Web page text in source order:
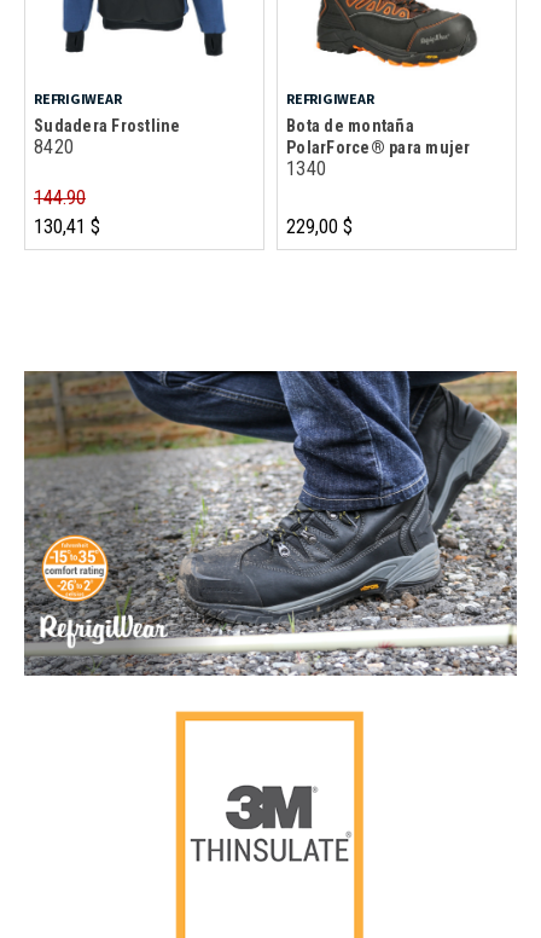
REFRIGIWEAR
Sudadera Frostline
8420
144.90
130,41 $
REFRIGIWEAR
Bota de montaña
PolarForce® para mujer
1340
229,00 $